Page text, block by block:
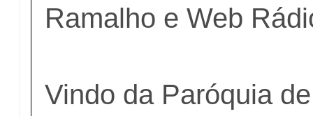
Ramalho e Web
Vindo da Paróquia